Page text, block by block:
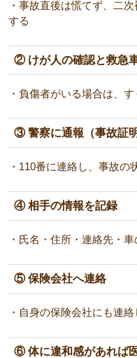
・事故直後は慌てず、二
する
② けが人の確認と救急
・負傷者がいる場合は、
③ 警察に通報（事故証明
・110番に連絡し、事故の
④ 相手の情報を記録
・氏名・住所・連絡先・
⑤ 保険会社へ連絡
・自身の保険会社にも連
⑥ 体に違和感があれば